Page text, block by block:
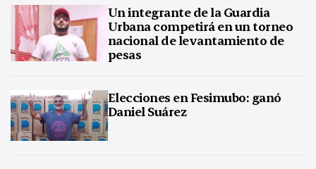
Un integrante de la Guardia
Urbana competirá en un torneo
nacional de levantamiento de
pesas
Elecciones en Fesimubo: ganó
Daniel Suárez